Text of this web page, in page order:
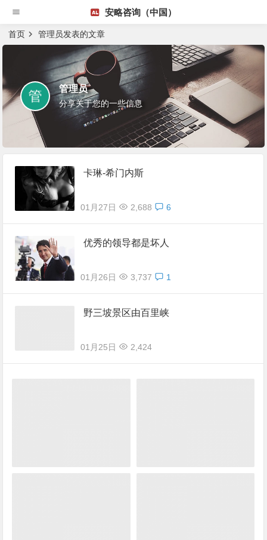
安略咨询（中国）
首页 管理员发表的文章
管理员
分享关于您的一些信息
卡琳-希门内斯
01月27日 2,688 6
优秀的领导都是坏人
01月26日 3,737 1
野三坡景区由百里峡
01月25日 2,424